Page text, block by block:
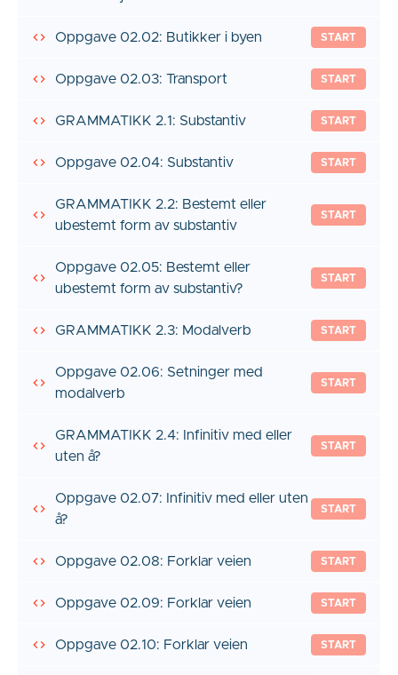
Oppgave 02.02: Butikker i byen START
Oppgave 02.03: Transport START
GRAMMATIKK 2.1: Substantiv START
Oppgave 02.04: Substantiv START
GRAMMATIKK 2.2: Bestemt eller
ubestemt form av substantiv
START
Oppgave 02.05: Bestemt eller
ubestemt form av substantiv?
START
GRAMMATIKK 2.3: Modalverb START
Oppgave 02.06: Setninger med
modalverb
START
GRAMMATIKK 2.4: Infinitiv med eller
uten å?
START
Oppgave 02.07: Infinitiv med eller uten
å?
START
Oppgave 02.08: Forklar veien START
Oppgave 02.09: Forklar veien START
Oppgave 02.10: Forklar veien START